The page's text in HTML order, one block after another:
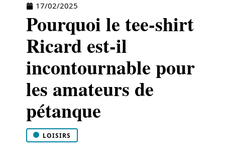
17/02/2025
Pourquoi le tee-shirt
Ricard est-il
incontournable pour
les amateurs de
pétanque
LOISIRS